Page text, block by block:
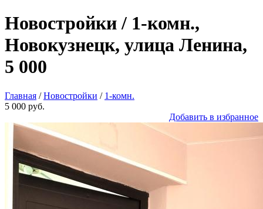
Новостройки / 1-комн.,
Новокузнецк, улица Ленина,
5 000
Главная /Новостройки / 1-комн.
5 000 руб.
Добавить в избранное